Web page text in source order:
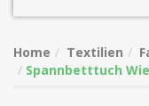
Home Textilien
Spannbetttuch